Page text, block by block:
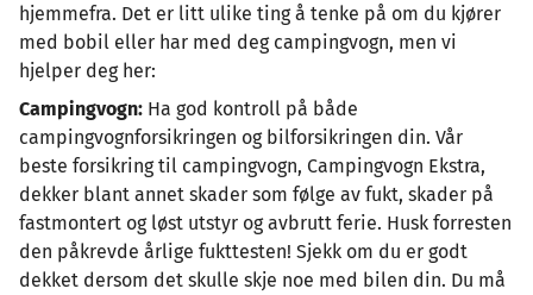
hjemmefra. Det er litt ulike ting å tenke på om du kjører
med bobil eller har med deg campingvogn, men vi
hjelper deg her:
Campingvogn: Ha god kontroll på både
campingvognforsikringen og bilforsikringen din. Vår
beste forsikring til campingvogn, Campingvogn Ekstra,
dekker blant annet skader som følge av fukt, skader på
fastmontert og løst utstyr og avbrutt ferie. Husk forresten
den påkrevde årlige fukttesten! Sjekk om du er godt
dekket dersom det skulle skje noe med bilen din. Du må